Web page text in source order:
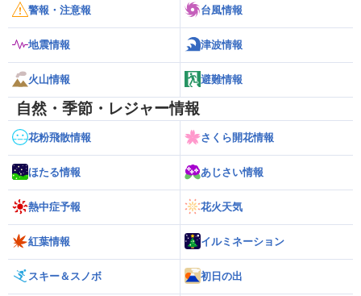
警報・注意報 台風情報
地震情報 津波情報
火山情報 避難情報
自然・季節・レジャー情報
花粉飛散情報 さくら開花情報
ほたる情報 あじさい情報
熱中症予報 花火天気
紅葉情報 イルミネーション
スキー＆スノボ 初日の出